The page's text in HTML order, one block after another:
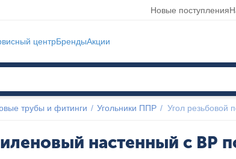
Новые поступления
центрБрендыАкции
трубы и фитинги / Угольники ППР / Угол резьбовой
настенный с ВР